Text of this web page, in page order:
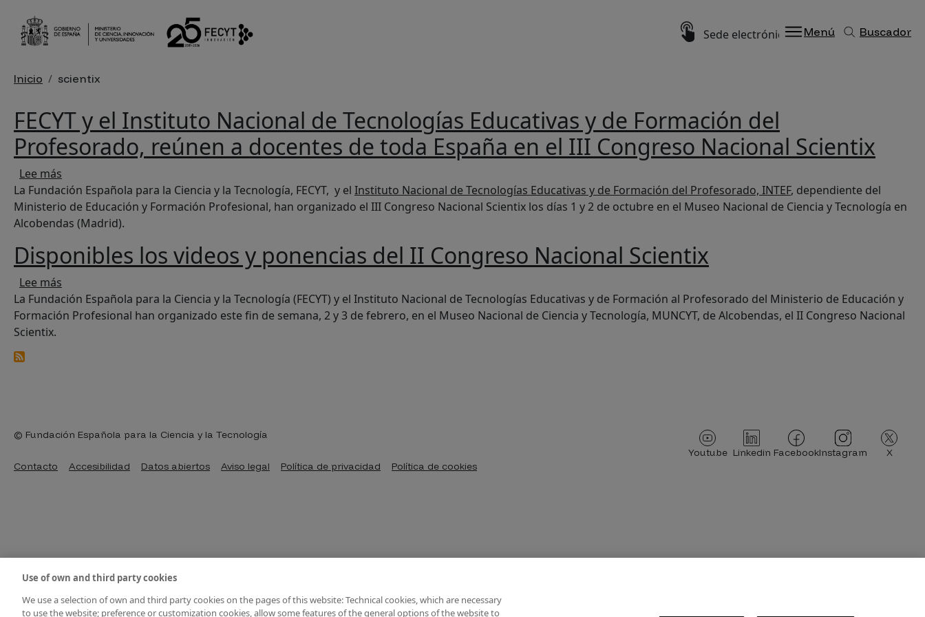
Menú
ImagenSede electrónica Buscador
Sobrescribir enlaces de ayuda a la navegación
Inicio scientix
FECYT y el Instituto Nacional de Tecnologías Educativas y de Formación del
Profesorado, reúnen a docentes de toda España en el III Congreso Nacional Scientix
Lee más
La Fundación Española para la Ciencia y la Tecnología, FECYT, y el Instituto Nacional de Tecnologías Educativas y de Formación del Profesorado, INTEF, dependiente del
Ministerio de Educación y Formación Profesional, han organizado el III Congreso Nacional Scientix los días 1 y 2 de octubre en el Museo Nacional de Ciencia y Tecnología en
Alcobendas (Madrid).
Disponibles los videos y ponencias del II Congreso Nacional Scientix
Lee más
La Fundación Española para la Ciencia y la Tecnología (FECYT) y el Instituto Nacional de Tecnologías Educativas y de Formación al Profesorado del Ministerio de Educación y
Formación Profesional han organizado este fin de semana, 2 y 3 de febrero, en el Museo Nacional de Ciencia y Tecnología, MUNCYT, de Alcobendas, el II Congreso Nacional
Scientix.
© Fundación Española para la Ciencia y la Tecnología
Imagen
Youtube
Imagen
Linkedin
Imagen
Facebook
Imagen
Instagram
Imagen
X
Pie de página
Contacto Accesibilidad Datos abiertos Aviso legal Política de privacidad Política de cookies
Use of own and third party cookies
We use a selection of own and third party cookies on the pages of this website: Technical cookies, which are necessary
to use the website; preference or customization cookies, allow some features of the general options of the website to